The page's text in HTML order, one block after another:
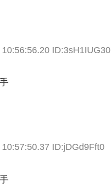
ID:3sH1IUG30
ID:jDGd9Fft0